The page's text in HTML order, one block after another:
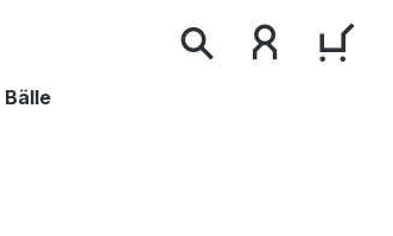
Bälle